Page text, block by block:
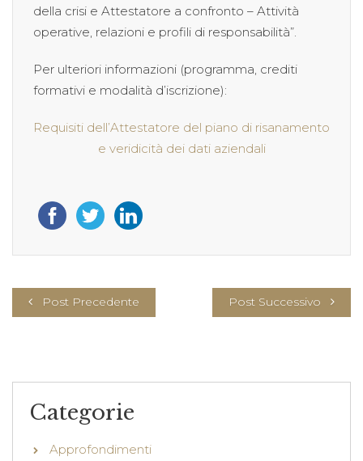
della crisi e Attestatore a confronto – Attività
operative, relazioni e profili di responsabilità”.
Per ulteriori informazioni (programma, crediti
formativi e modalità d’iscrizione):
Requisiti dell’Attestatore del piano di risanamento
e veridicità dei dati aziendali
Post Precedente Post Successivo
Categorie
Approfondimenti